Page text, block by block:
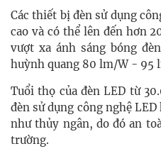
Các thiết bị đèn sử dụng
cao và có thể lên đến hơn
vượt xa ánh sáng bóng
huỳnh quang 80 lm/W - 95
Tuổi thọ của đèn LED từ
đèn sử dụng công nghệ
như thủy ngân, do đó an
trường.